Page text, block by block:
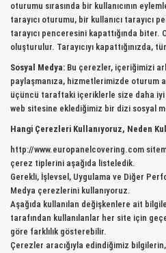
oturumu sırasında bir kullanıcının
tarayıcı oturumu, bir kullanıcı tarayıcı
tarayıcı penceresini kapattığında
oluşturulur. Tarayıcıyı kapattığınızda,
Sosyal Medya: Bu çerezler, içeriğimizi
paylaşmanıza, hizmetlerimizde oturum
üçüncü taraftaki içeriklerle size daha iyi
web sitesine eklediğimiz bir dizi sosyal
Hangi Çerezleri Kullanıyoruz, Neden
http://www.europanelcovering.com
çerez tiplerini aşağıda listeledik.
Gerekli, İşlevsel, Uygulama ve Diğer
Medya çerezlerini kullanıyoruz.
Aşağıda kullanılan değişkenlere ait
tarafından kullanılanlar her site için
göre farklılık gösterebilir.
Çerezler aracığıyla edindiğimiz